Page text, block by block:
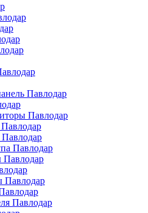
Павлодар
Павлодар
Павлодар
Павлодар
Павлодар
Павлодар
Павлодар
Павлодар